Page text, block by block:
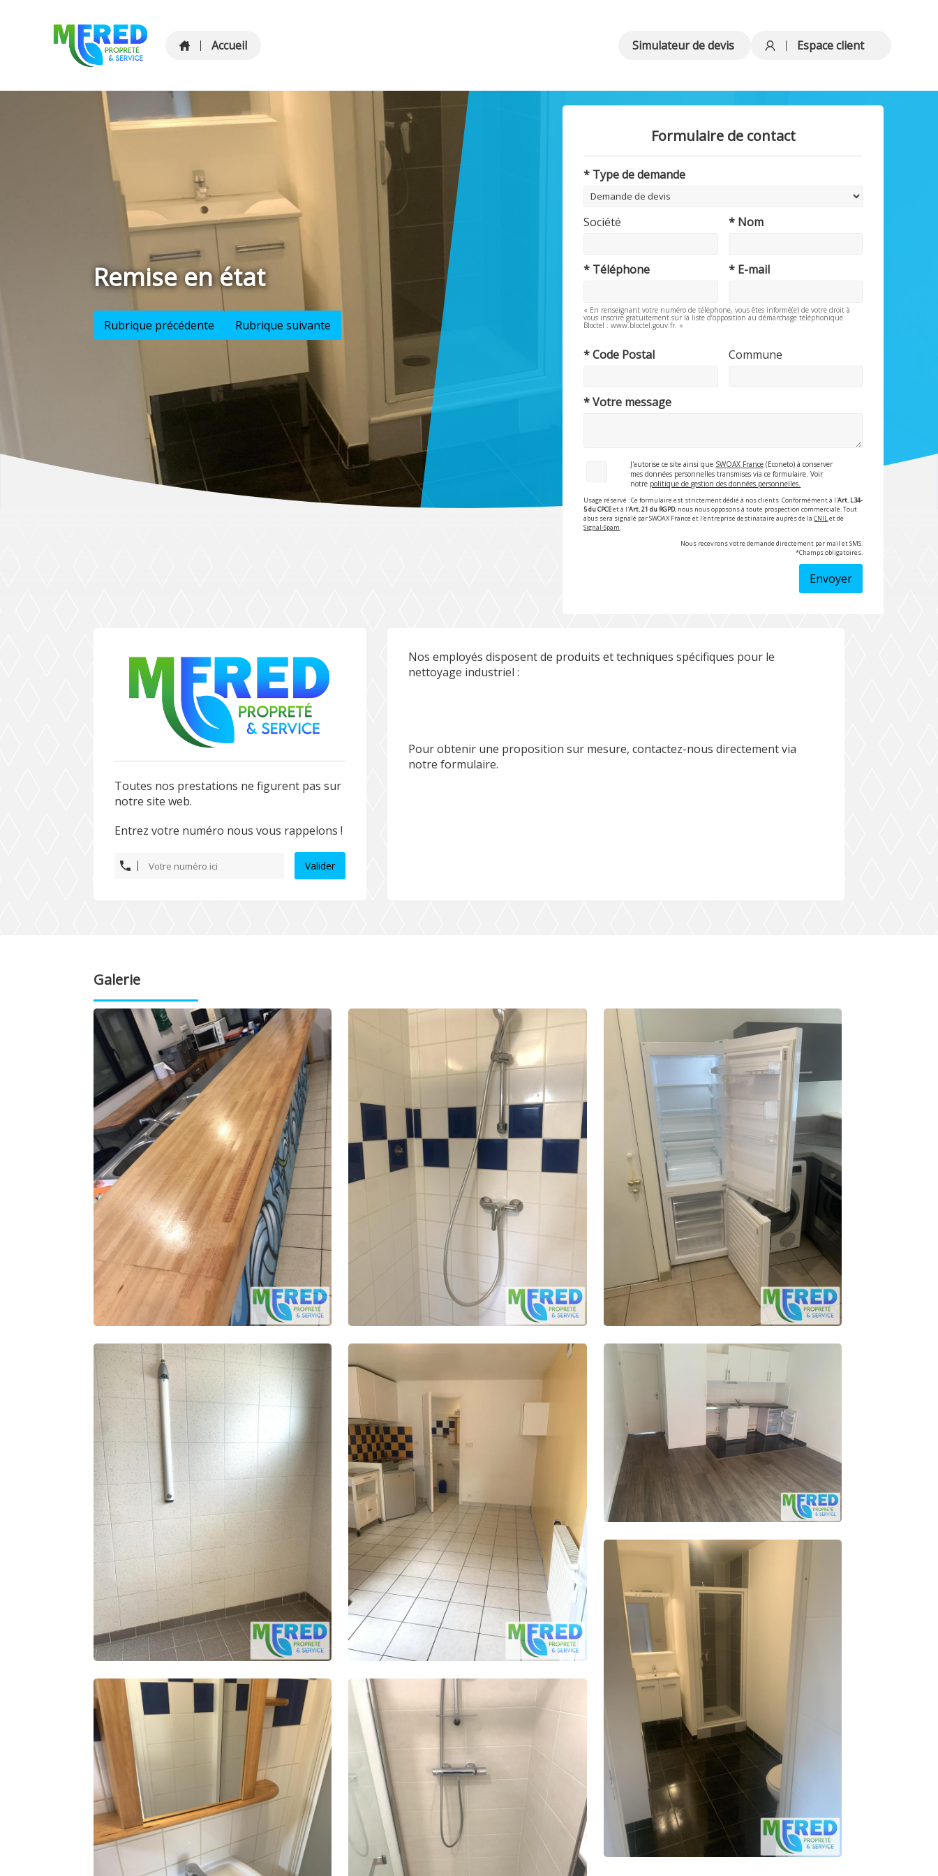
Accueil Simulateur de devis Espace client
Remise en état
Rubrique précédente Rubrique suivante
Formulaire de contact
* Type de demande
Société * Nom
* Téléphone * E-mail
« En renseignant votre numéro de téléphone, vous êtes informé(e) de votre droit à
vous inscrire gratuitement sur la liste d’opposition au démarchage téléphonique
Bloctel : www.bloctel.gouv.fr. »
* Code Postal Commune
* Votre message
J'autorise ce site ainsi que SWOAX France (Econeto) à conserver
mes données personnelles transmises via ce formulaire. Voir
notre politique de gestion des données personnelles.
Usage réservé : Ce formulaire est strictement dédié à nos clients. Conformément à l'Art. L34-
5 du CPCEet à l'Art. 21 du RGPD, nous nous opposons à toute prospection commerciale. Tout
abus sera signalé par SWOAX France et l'entreprise destinataire auprès de laCNILet de
Signal-Spam.
Nous recevrons votre demande directement par mail et SMS.
*Champs obligatoires.
Envoyer
Toutes nos prestations ne figurent pas sur
notre site web.
Entrez votre numéro nous vous rappelons !
Valider
Nos employés disposent de produits et techniques spécifiques pour le
nettoyage industriel :
Pour obtenir une proposition sur mesure, contactez-nous directement via
notre formulaire.
Galerie